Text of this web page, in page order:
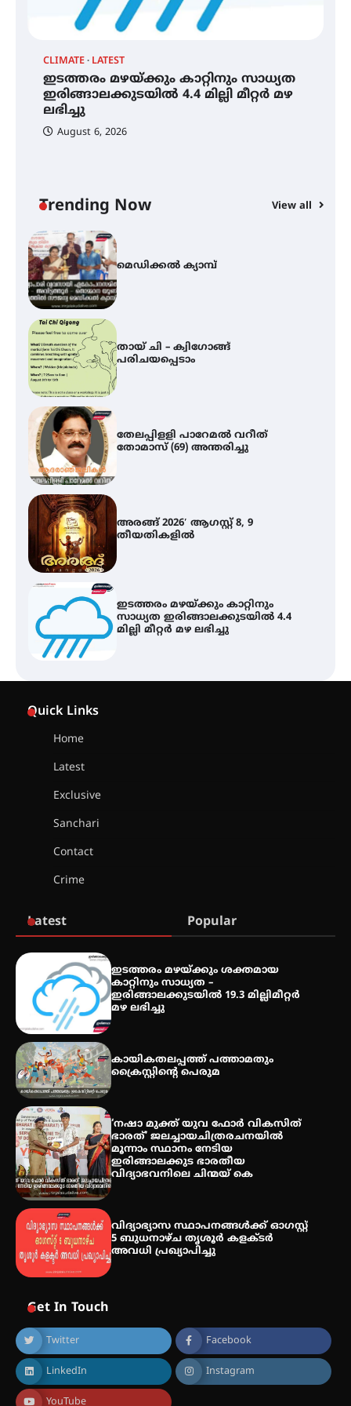
CLIMATE LATEST
ഇടത്തരം മഴയ്ക്കും കാറ്റിനും സാധ്യത
ഇരിങ്ങാലക്കുടയിൽ 4.4 മില്ലി മീറ്റർ മഴ
ലഭിച്ചു
August 6, 2026
Trending Now View all
തീയതികളിൽ
ഇടത്തരം മഴയ്ക്കും കാറ്റിനും
സാധ്യത ഇരിങ്ങാലക്കുടയിൽ 4.4
മില്ലി മീറ്റർ മഴ ലഭിച്ചു
നേട്ടം പ്രതിസന്ധികളോട് പൊരുതി
മെഡിക്കൽ ക്യാമ്പ്
തായ് ചി – ക്വിഗോങ്ങ്
പരിചയപ്പെടാം
തേലപ്പിളളി പാറേമൽ വറീത്
തോമാസ് (69) അന്തരിച്ചു
അരങ്ങ് 2026′ ആഗസ്റ്റ് 8, 9
തീയതികളിൽ
ഇടത്തരം മഴയ്ക്കും കാറ്റിനും
സാധ്യത ഇരിങ്ങാലക്കുടയിൽ 4.4
മില്ലി മീറ്റർ മഴ ലഭിച്ചു
തേലപ്പിളളി പാറേമൽ വറീത്
തോമാസ് (69) അന്തരിച്ചു
അരങ്ങ് 2026′ ആഗസ്റ്റ് 8, 9
തീയതികളിൽ
Quick Links
Home
Latest
Exclusive
Sanchari
Contact
Crime
Latest Popular
ഇടത്തരം മഴയ്ക്കും ശക്തമായ
കാറ്റിനും സാധ്യത –
ഇരിങ്ങാലക്കുടയിൽ 19.3 മില്ലിമീറ്റർ
മഴ ലഭിച്ചു
കായികതലപ്പത്ത് പത്താമതും
ക്രൈസ്റ്റിന്റെ പെരുമ
‘നഷാ മുക്ത് യുവ ഫോർ വികസിത്
ഭാരത്’ ജലച്ചായചിത്രരചനയിൽ
മൂന്നാം സ്ഥാനം നേടിയ
ഇരിങ്ങാലക്കുട ഭാരതീയ
വിദ്യാഭവനിലെ ചിന്മയ് കെ
വിദ്യാഭ്യാസ സ്ഥാപനങ്ങള്‍ക്ക് ഓഗസ്റ്റ്
5 ബുധനാഴ്ച തൃശൂർ കളക്ടർ
അവധി പ്രഖ്യാപിച്ചു
Get In Touch
Twitter Facebook
LinkedIn Instagram
YouTube